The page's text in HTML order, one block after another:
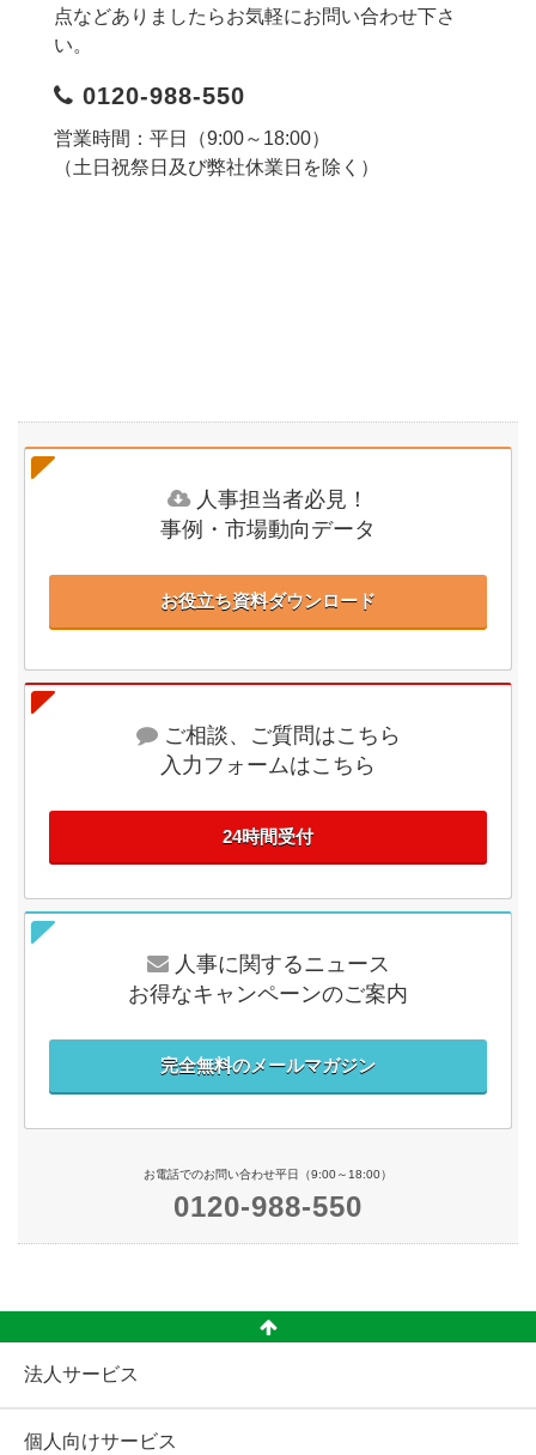
点などありましたらお気軽にお問い合わせ下さ
い。
0120-988-550
営業時間：平日（9:00～18:00）
（土日祝祭日及び弊社休業日を除く）
人事担当者必見！
事例・市場動向データ
お役立ち資料ダウンロード
ご相談、ご質問はこちら
入力フォームはこちら
24時間受付
人事に関するニュース
お得なキャンペーンのご案内
完全無料のメールマガジン
お電話でのお問い合わせ平日（9:00～18:00）
0120-988-550
法人サービス
個人向けサービス